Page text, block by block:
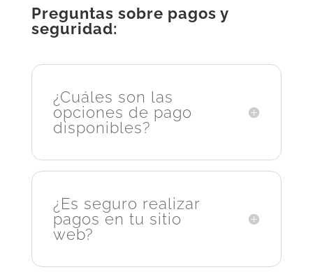
Preguntas sobre pagos y
seguridad:
¿Cuáles son las
opciones de pago
disponibles?
¿Es seguro realizar
pagos en tu sitio
web?